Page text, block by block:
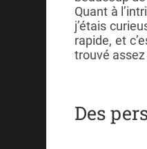
Quant à
j’étais
rapide, et
trouvé
Des